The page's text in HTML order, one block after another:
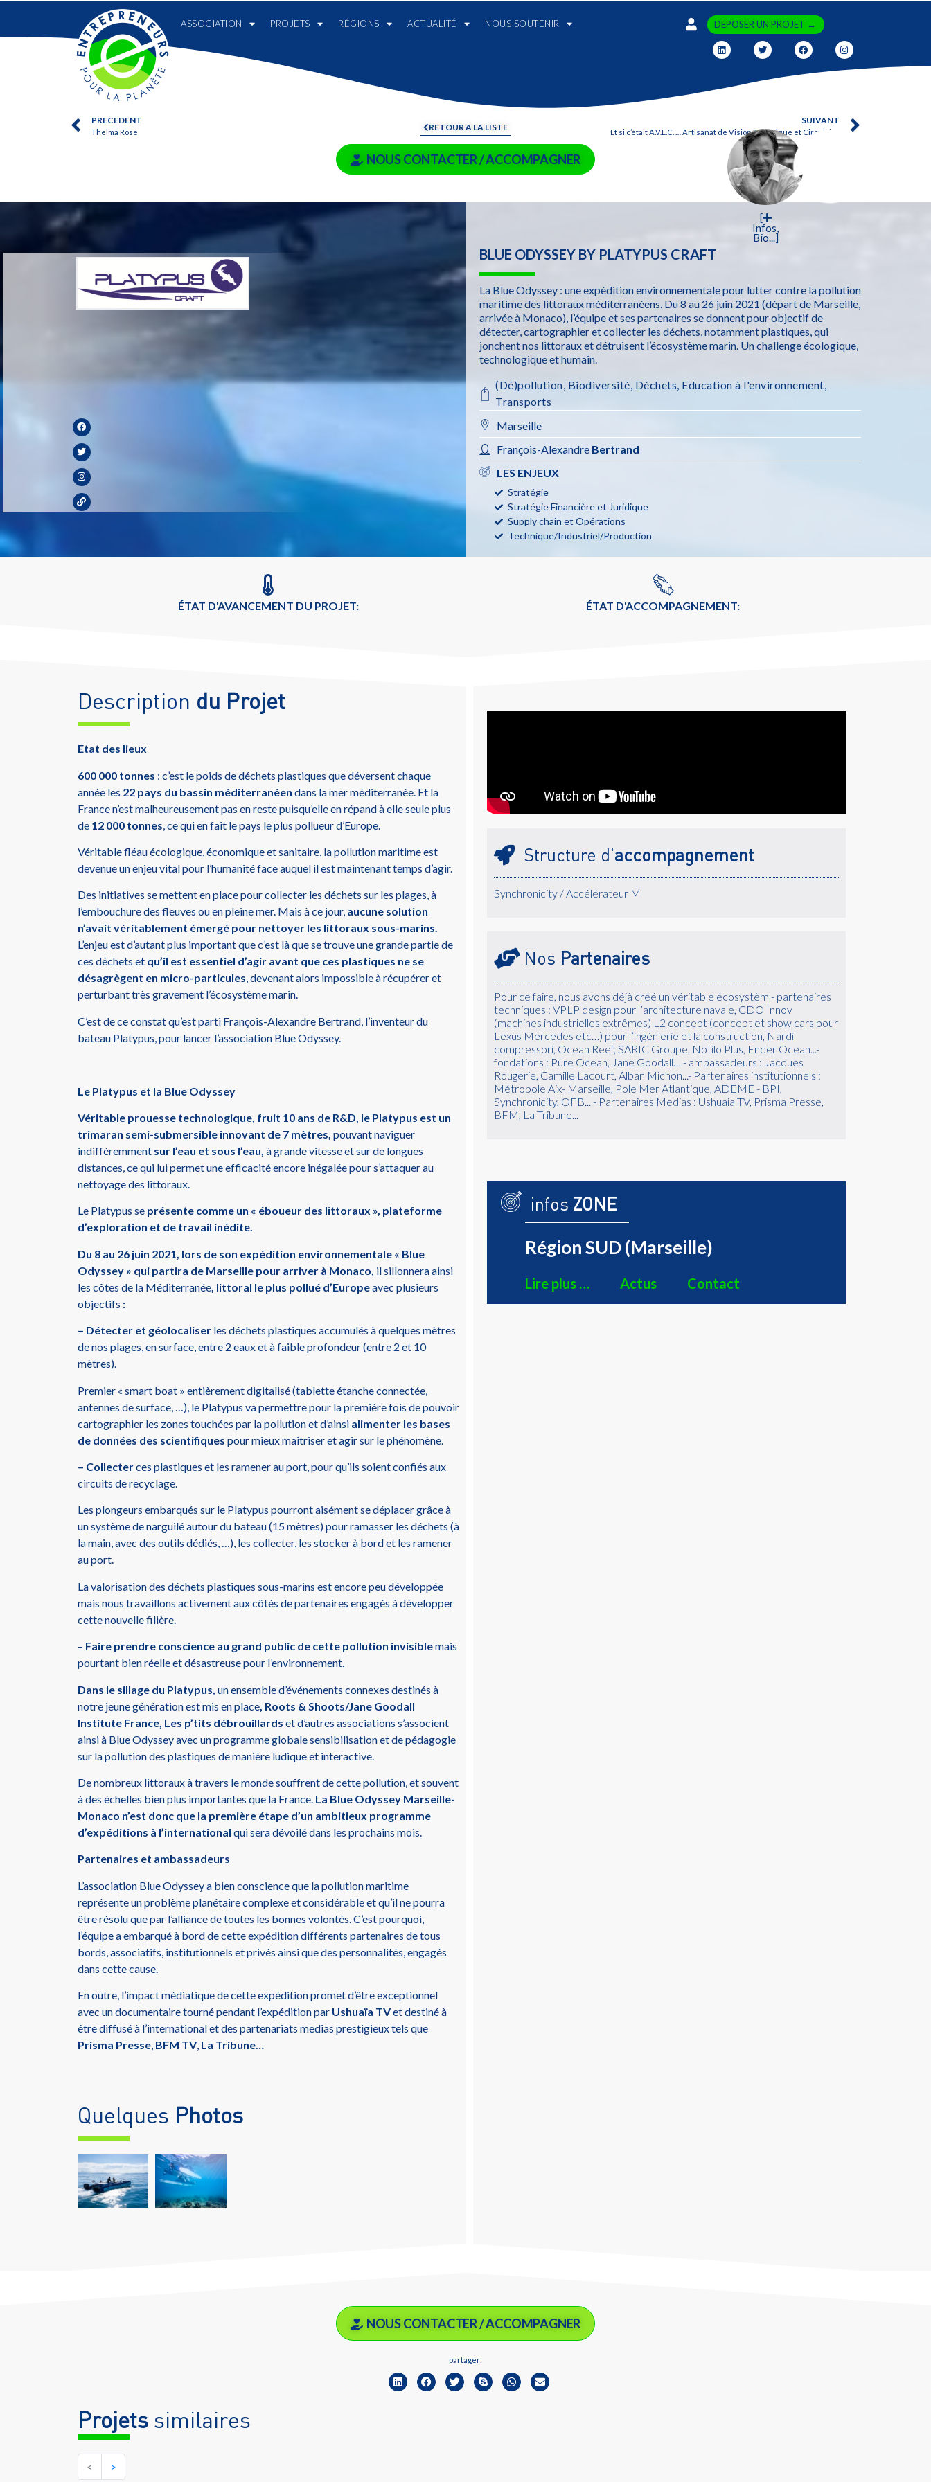
ASSOCIATION PROJETS RÉGIONS ACTUALITÉ NOUS SOUTENIR DEPOSER UN PROJET →
RETOUR A LA LISTE
PRECEDENT
Thelma Rose
SUIVANT
Et si c’était A.V.E.C. … Artisanat de Vision Ecologique et Circulaire
NOUS CONTACTER / ACCOMPAGNER
[
Infos,
Bio...]
BLUE ODYSSEY BY PLATYPUS CRAFT
La Blue Odyssey : une expédition environnementale pour lutter contre la pollution
maritime des littoraux méditerranéens. Du 8 au 26 juin 2021 (départ de Marseille,
arrivée à Monaco), l’équipe et ses partenaires se donnent pour objectif de
détecter, cartographier et collecter les déchets, notamment plastiques, qui
jonchent nos littoraux et détruisent l’écosystème marin. Un challenge écologique,
technologique et humain.
(Dé)pollution, Biodiversité, Déchets, Education à l'environnement,
Transports
Marseille
François-Alexandre Bertrand
LES ENJEUX
Stratégie
Stratégie Financière et Juridique
Supply chain et Opérations
Technique/Industriel/Production
ÉTAT D'AVANCEMENT DU PROJET: ÉTAT D'ACCOMPAGNEMENT:
Description du Projet
Etat des lieux
600 000 tonnes : c’est le poids de déchets plastiques que déversent chaque
année les 22 pays du bassin méditerranéen dans la mer méditerranée. Et la
France n’est malheureusement pas en reste puisqu’elle en répand à elle seule plus
de 12 000 tonnes , ce qui en fait le pays le plus pollueur d’Europe.
Véritable fléau écologique, économique et sanitaire, la pollution maritime est
devenue un enjeu vital pour l’humanité face auquel il est maintenant temps d’agir.
Des initiatives se mettent en place pour collecter les déchets sur les plages, à
l’embouchure des fleuves ou en pleine mer. Mais à ce jour, aucune solution
n’avait véritablement émergé pour nettoyer les littoraux sous-marins.
L’enjeu est d’autant plus important que c’est là que se trouve une grande partie de
ces déchets et qu’il est essentiel d’agir avant que ces plastiques ne se
désagrègent en micro-particules, devenant alors impossible à récupérer et
perturbant très gravement l’écosystème marin.
C’est de ce constat qu’est parti François-Alexandre Bertrand, l’inventeur du
bateau Platypus, pour lancer l’association Blue Odyssey.
Le Platypus et la Blue Odyssey
Véritable prouesse technologique, fruit 10 ans de R&D, le Platypus est un
trimaran semi-submersible innovant de 7 mètres, pouvant naviguer
indifféremment sur l’eau et sous l’eau, à grande vitesse et sur de longues
distances, ce qui lui permet une efficacité encore inégalée pour s’attaquer au
nettoyage des littoraux.
Le Platypus se présente comme un « éboueur des littoraux », plateforme
d’exploration et de travail inédite.
Du 8 au 26 juin 2021, lors de son expédition environnementale « Blue
Odyssey » qui partira de Marseille pour arriver à Monaco, il sillonnera ainsi
les côtes de la Méditerranée , littoral le plus pollué d’Europeavec plusieurs
objectifs :
– Détecter et géolocaliser les déchets plastiques accumulés à quelques mètres
de nos plages, en surface, entre 2 eaux et à faible profondeur (entre 2 et 10
mètres).
Premier « smart boat » entièrement digitalisé (tablette étanche connectée,
antennes de surface, …), le Platypus va permettre pour la première fois de pouvoir
cartographier les zones touchées par la pollution et d’ainsi alimenter les bases
de données des scientifiques pour mieux maîtriser et agir sur le phénomène.
– Collecterces plastiques et les ramener au port, pour qu’ils soient confiés aux
circuits de recyclage.
Les plongeurs embarqués sur le Platypus pourront aisément se déplacer grâce à
un système de narguilé autour du bateau (15 mètres) pour ramasser les déchets (à
la main, avec des outils dédiés, …), les collecter, les stocker à bord et les ramener
au port.
La valorisation des déchets plastiques sous-marins est encore peu développée
mais nous travaillons activement aux côtés de partenaires engagés à développer
cette nouvelle filière.
– Faire prendre conscience au grand public de cette pollution invisiblemais
pourtant bien réelle et désastreuse pour l’environnement.
Dans le sillage du Platypus, un ensemble d’événements connexes destinés à
notre jeune génération est mis en place , Roots & Shoots/Jane Goodall
Institute France, Les p’tits débrouillards et d’autres associations s’associent
ainsi à Blue Odyssey avec un programme globale sensibilisation et de pédagogie
sur la pollution des plastiques de manière ludique et interactive.
De nombreux littoraux à travers le monde souffrent de cette pollution, et souvent
à des échelles bien plus importantes que la France. La Blue Odyssey Marseille-
Monaco n’est donc que la première étape d’un ambitieux programme
d’expéditions à l’international qui sera dévoilé dans les prochains mois.
Partenaires et ambassadeurs
L’association Blue Odyssey a bien conscience que la pollution maritime
représente un problème planétaire complexe et considérable et qu’il ne pourra
être résolu que par l’alliance de toutes les bonnes volontés. C’est pourquoi,
l’équipe a embarqué à bord de cette expédition différents partenaires de tous
bords, associatifs, institutionnels et privés ainsi que des personnalités, engagés
dans cette cause.
En outre, l’impact médiatique de cette expédition promet d’être exceptionnel
avec un documentaire tourné pendant l’expédition par Ushuaïa TVet destiné à
être diffusé à l’international et des partenariats medias prestigieux tels que
Prisma Presse, BFM TV, La Tribune…
Quelques Photos
Structure d'accompagnement
Synchronicity / Accélérateur M
Nos Partenaires
Pour ce faire, nous avons déjà créé un véritable écosystèm - partenaires
techniques : VPLP design pour l’architecture navale, CDO Innov
(machines industrielles extrêmes) L2 concept (concept et show cars pour
Lexus Mercedes etc…) pour l’ingénierie et la construction, Nardi
compressori, Ocean Reef, SARIC Groupe, Notilo Plus, Ender Ocean...-
fondations : Pure Ocean, Jane Goodall… - ambassadeurs : Jacques
Rougerie, Camille Lacourt, Alban Michon...- Partenaires institutionnels :
Métropole Aix- Marseille, Pole Mer Atlantique, ADEME - BPI,
Synchronicity, OFB... - Partenaires Medias : Ushuaia TV, Prisma Presse,
BFM, La Tribune...
infos ZONE
Région SUD (Marseille)
Lire plus … Actus Contact
NOUS CONTACTER / ACCOMPAGNER
partager:
Projets similaires
< >